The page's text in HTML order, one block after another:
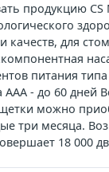
продукцию
качеств, для
питания
ААА - до 60 дней
можно
три месяца.
18 000